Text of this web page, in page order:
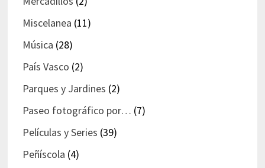
Miscelanea (11)
Música (28)
País Vasco (2)
Parques y Jardines (2)
Paseo fotográfico por… (7)
Películas y Series (39)
Peñíscola (4)